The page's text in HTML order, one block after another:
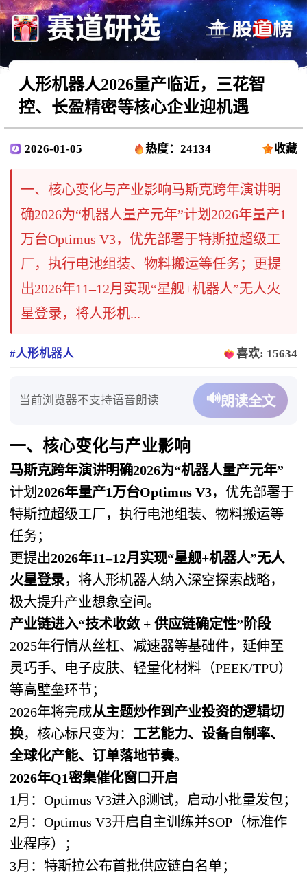
人形机器人2026量产临近，三花智
控、长盈精密等核心企业迎机遇
2026-01-05 热度：24134 收藏
一、核心变化与产业影响马斯克跨年演讲明
确2026为“机器人量产元年”计划2026年量产1
万台Optimus V3，优先部署于特斯拉超级工
厂，执行电池组装、物料搬运等任务；更提
出2026年11–12月实现“星舰+机器人”无人火
星登录，将人形机...
#人形机器人 喜欢: 15634
当前浏览器不支持语音朗读 🔊朗读全文
一、核心变化与产业影响
马斯克跨年演讲明确2026为“机器人量产元年”
计划2026年量产1万台Optimus V3，优先部署于
特斯拉超级工厂，执行电池组装、物料搬运等
任务；
更提出2026年11–12月实现“星舰+机器人”无人
火星登录，将人形机器人纳入深空探索战略，
极大提升产业想象空间。
产业链进入“技术收敛 + 供应链确定性”阶段
2025年行情从丝杠、减速器等基础件，延伸至
灵巧手、电子皮肤、轻量化材料（PEEK/TPU）
等高壁垒环节；
2026年将完成从主题炒作到产业投资的逻辑切
换，核心标尺变为： 工艺能力、设备自制率、
全球化产能、订单落地节奏。
2026年Q1密集催化窗口开启
1月：Optimus V3进入β测试，启动小批量发包；
2月：Optimus V3开启自主训练并SOP（标准作
业程序）；
3月：特斯拉公布首批供应链白名单；